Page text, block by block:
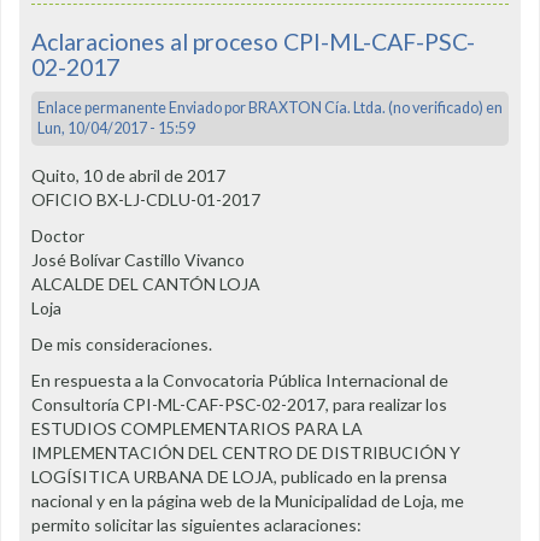
Aclaraciones al proceso CPI-ML-CAF-PSC-
02-2017
Enlace permanente Enviado por BRAXTON Cía. Ltda. (no verificado) en
Lun, 10/04/2017 - 15:59
Quito, 10 de abril de 2017
OFICIO BX-LJ-CDLU-01-2017
Doctor
José Bolívar Castillo Vivanco
ALCALDE DEL CANTÓN LOJA
Loja
De mis consideraciones.
En respuesta a la Convocatoria Pública Internacional de
Consultoría CPI-ML-CAF-PSC-02-2017, para realizar los
ESTUDIOS COMPLEMENTARIOS PARA LA
IMPLEMENTACIÓN DEL CENTRO DE DISTRIBUCIÓN Y
LOGÍSITICA URBANA DE LOJA, publicado en la prensa
nacional y en la página web de la Municipalidad de Loja, me
permito solicitar las siguientes aclaraciones: